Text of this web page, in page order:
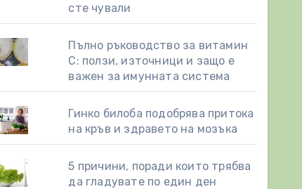
сте чували
Пълно ръководство за витамин
С: ползи, източници и защо е
важен за имунната система
Гинко билоба подобрява притока
на кръв и здравето на мозъка
5 причини, поради които трябва
да гладувате по един ден